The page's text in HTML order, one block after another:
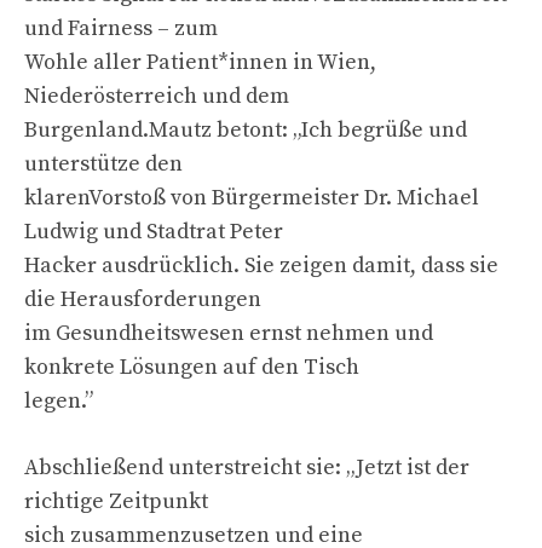
und Fairness – zum
Wohle aller Patient*innen in Wien,
Niederösterreich und dem
Burgenland.Mautz betont: „Ich begrüße und
unterstütze den
klarenVorstoß von Bürgermeister Dr. Michael
Ludwig und Stadtrat Peter
Hacker ausdrücklich. Sie zeigen damit, dass sie
die Herausforderungen
im Gesundheitswesen ernst nehmen und
konkrete Lösungen auf den Tisch
legen.”
Abschließend unterstreicht sie: „Jetzt ist der
richtige Zeitpunkt
sich zusammenzusetzen und eine